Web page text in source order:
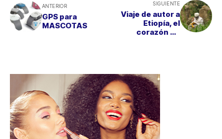
ANTERIOR
GPS para
MASCOTAS
SIGUIENTE
Viaje de autor a
Etiopía, el
corazón de